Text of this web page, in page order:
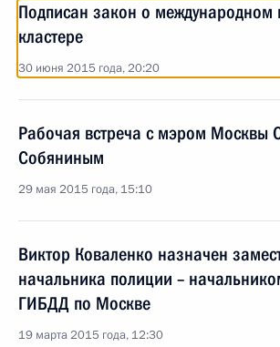
Подписан закон о международном
кластере
30 июня 2015 года, 20:20
Рабочая встреча с мэром Москвы
Собяниным
29 мая 2015 года, 15:10
Виктор Коваленко назначен
начальника полиции –
ГИБДД по Москве
19 марта 2015 года, 12:30